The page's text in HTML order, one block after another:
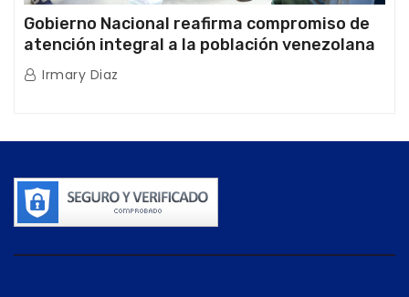
Gobierno Nacional reafirma compromiso de
atención integral a la población venezolana
tras doblete sísmico
Irmary Diaz